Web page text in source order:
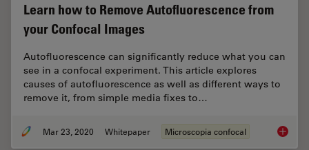
Learn how to Remove Autofluorescence from
your Confocal Images
Autofluorescence can significantly reduce what you can
see in a confocal experiment. This article explores
causes of autofluorescence as well as different ways to
remove it, from simple media fixes to…
Mar 23, 2020 Whitepaper Microscopia confocal Learn